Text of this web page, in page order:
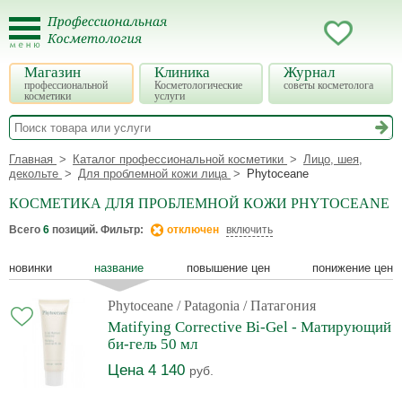
Магазин
профессиональной
косметики
Клиника
Косметологические
услуги
Журнал
советы косметолога
Главная Каталог профессиональной косметики
Лицо, шея,
декольте
Для проблемной кожи лица Phytoceane
КОСМЕТИКА ДЛЯ ПРОБЛЕМНОЙ КОЖИ PHYTOCEANE
Всего 6 позиций. Фильтр: отключен включить
новинки название повышение цен понижение цен
Phytoceane / Patagonia / Патагония
Matifying Corrective Bi-Gel - Матирующий
би-гель 50 мл
Цена 4 140 руб.